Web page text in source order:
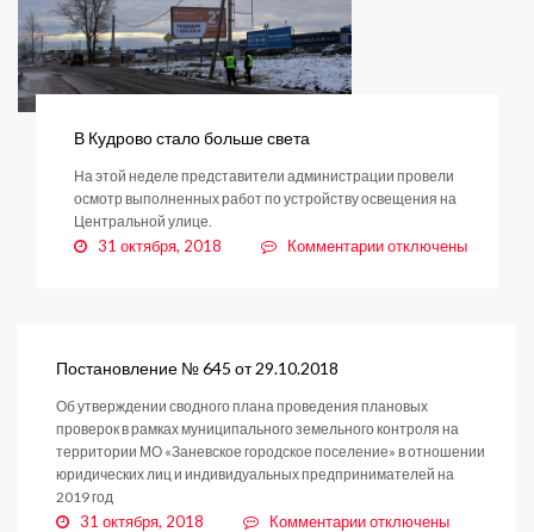
В Кудрово стало больше света
На этой неделе представители администрации провели
осмотр выполненных работ по устройству освещения на
Центральной улице.
31 октября, 2018 Комментариикотключены
Постановление № 645 от 29.10.2018
Об утверждении сводного плана проведения плановых
проверок в рамках муниципального земельного контроля на
территории МО «Заневское городское поселение» в отношении
юридических лиц и индивидуальных предпринимателей на
2019 год
31 октября, 2018 Комментариикотключены